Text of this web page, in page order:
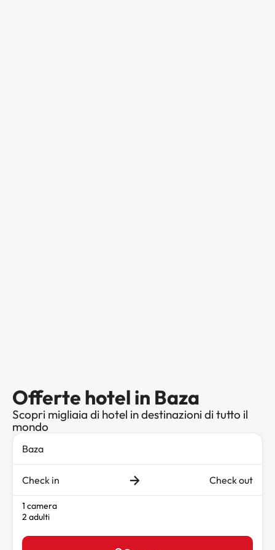
Offerte hotel in Baza
Scopri migliaia di hotel in destinazioni di tutto il
mondo
Check in Check out
1 camera
2 adulti